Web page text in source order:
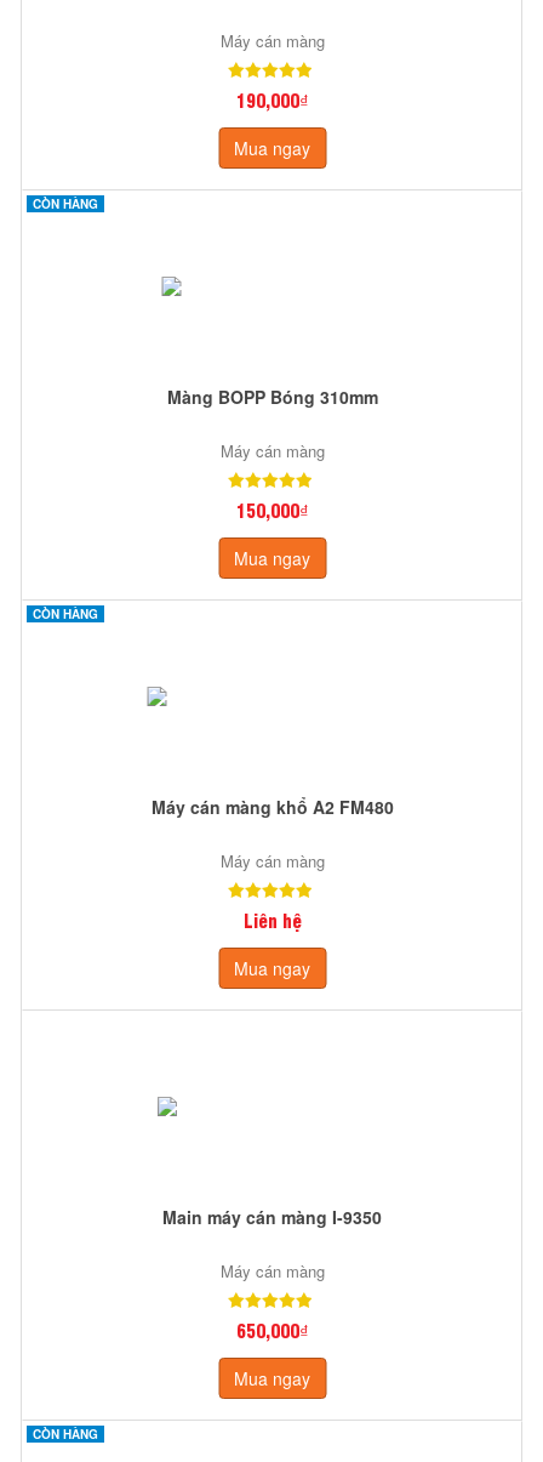
Máy cán màng
190,000₫
Mua ngay
CÒN HÀNG
Màng BOPP Bóng 310mm
Máy cán màng
150,000₫
Mua ngay
CÒN HÀNG
Máy cán màng khổ A2 FM480
Máy cán màng
Liên hệ
Mua ngay
Main máy cán màng I-9350
Máy cán màng
650,000₫
Mua ngay
CÒN HÀNG